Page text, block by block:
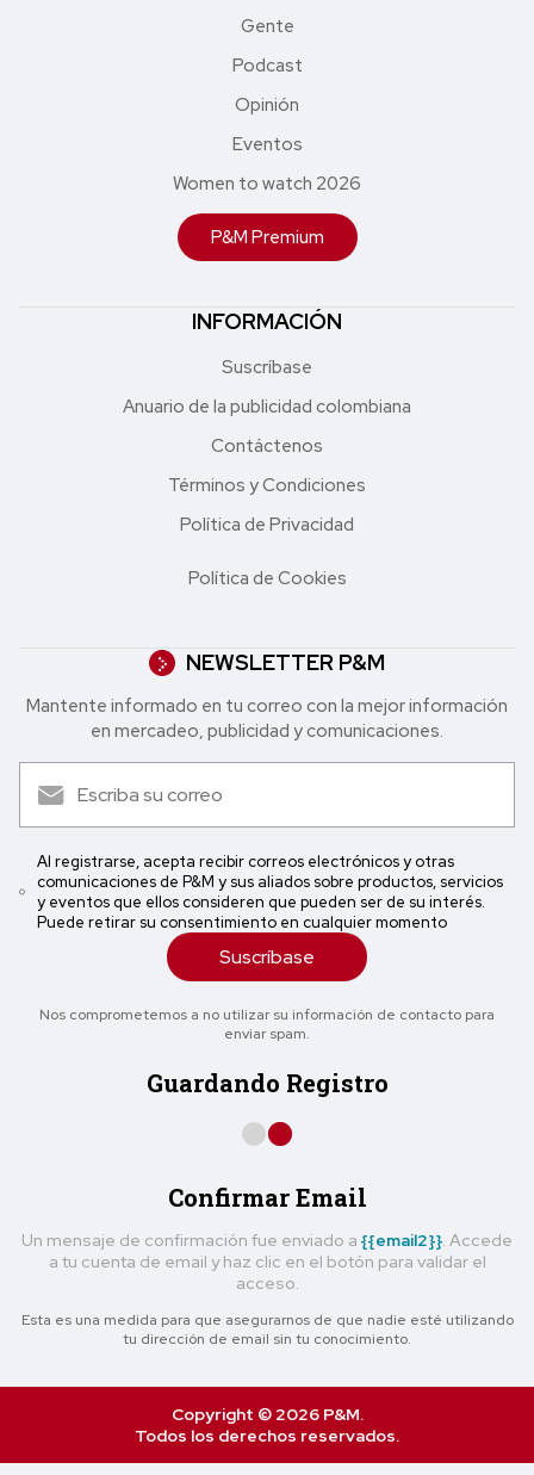
Gente
Podcast
Opinión
Eventos
Women to watch 2026
P&M Premium
INFORMACIÓN
Suscríbase
Anuario de la publicidad colombiana
Contáctenos
Términos y Condiciones
Política de Privacidad
Política de Cookies
NEWSLETTER P&M
Mantente informado en tu correo con la mejor in formación
en mercadeo, publicidad y comunicaciones.
Al registrarse, acepta recibir correos electrónicos y otras
comunicaciones de P&M y sus aliados sobre productos, servicios
y eventos que ellos consideren que pueden ser de su interés.
Puede retirar su consentimiento en cualquier momento
Suscríbase
Nos comprometemos a no utilizar su información de contacto para
enviar spam.
Guardando Registro
Confirmar Email
Un mensaje de confirmación fue enviado a {{email2}} . Accede
a tu cuenta de email y haz clic en el botón para validar el
acceso.
Esta es una medida para que asegurarnos de que nadie esté utilizando
tu dirección de email sin tu conocimiento.
Copyright © 2026 P&M.
Todos los derechos reservados.